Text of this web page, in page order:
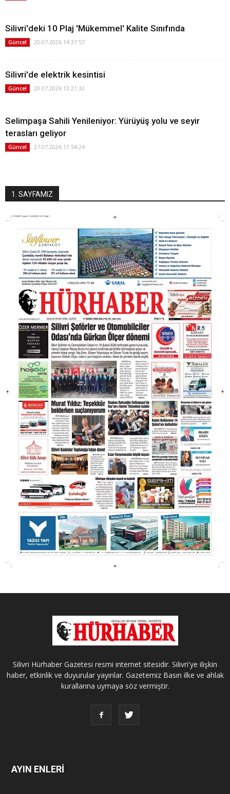
Silivri'deki 10 Plaj 'Mükemmel' Kalite Sınıfında
Güncel 20.07.2026 14:37:57
Silivri'de elektrik kesintisi
Güncel 20.07.2026 13:21:32
Selimpaşa Sahili Yenileniyor: Yürüyüş yolu ve seyir
terasları geliyor
Güncel 27.07.2026 11:54:24
1. SAYFAMIZ
Silivri Hürhaber Gazetesi resmi internet sitesidir. Silivri'ye ilişkin
haber, etkinlik ve duyurular yayınlar. Gazetemiz Basın ilke ve ahlak
kurallarına uymaya söz vermiştir.
AYIN ENLERİ